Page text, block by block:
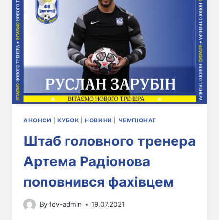
АНОНСИ |КУБОК |НОВИНИ ЧЕМПІОНАТ
Штаб головного тренера
Артема Радіонова
поповнився фахівцем
By fcv-admin 19.07.2021